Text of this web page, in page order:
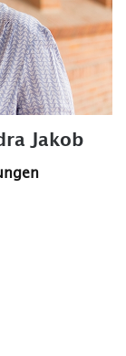
Jakob